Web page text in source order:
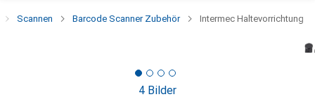
Scannen Barcode Scanner Zubehör Intermec Haltevorrichtung
4 Bilder